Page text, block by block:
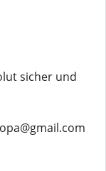
sicher und